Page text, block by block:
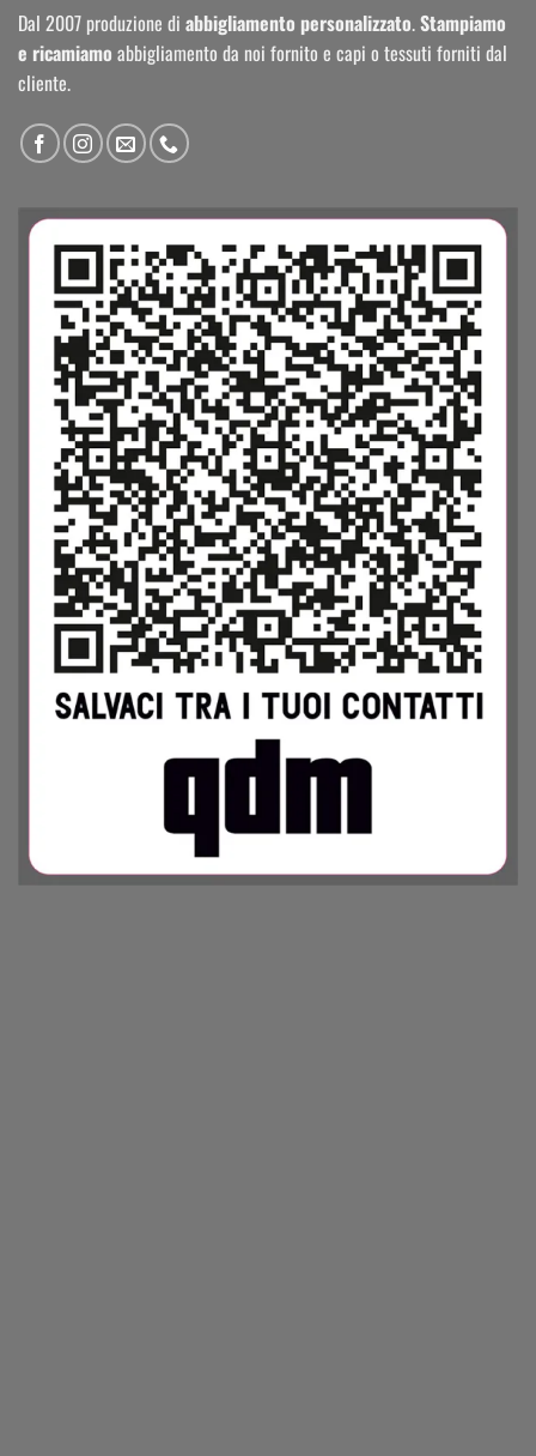
Dal 2007 produzione di abbigliamento personalizzato.Stampiamo
e ricamiamo abbigliamento da noi fornito e capi o tessuti forniti dal
cliente.